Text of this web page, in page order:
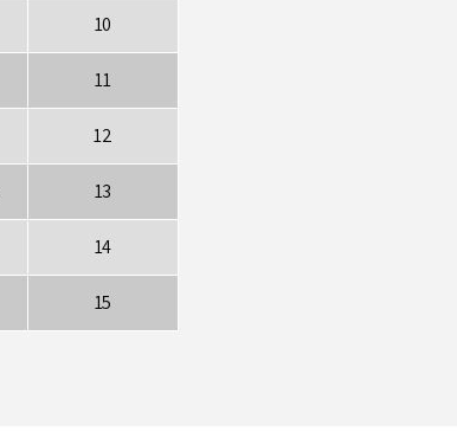
10
11
12
13
14
15